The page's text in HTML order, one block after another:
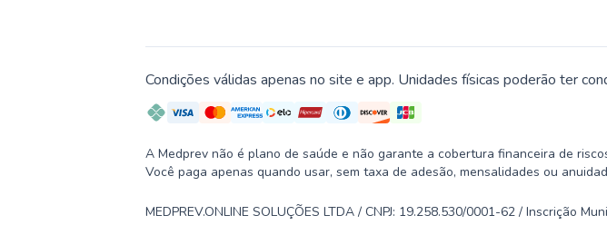
Condições válidas apenas no site e app. Unidades físicas poderão ter
A Medprev não é plano de saúde e não garante a cobertura financeira de
Você paga apenas quando usar, sem taxa de adesão, mensalidades ou
MEDPREV.ONLINE SOLUÇÕES LTDA / CNPJ: 19.258.530/0001-62 / Inscrição